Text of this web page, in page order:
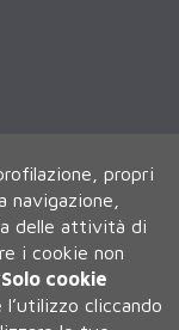
propri
delle attività di
i cookie non
cookie
cliccando